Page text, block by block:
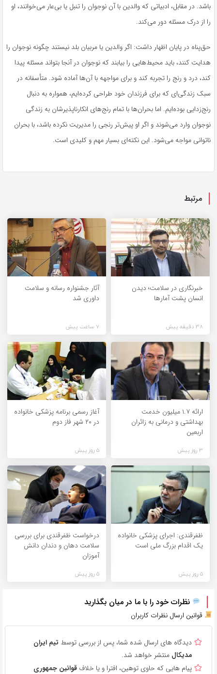
باشد. در مقابل، ادبیاتی که والدین با آن نوجوان را تنبل یا بی‌عار می‌خوانند، او
را از درک مسئله دور می‌کند.
حق‌پناه در پایان اظهار داشت: اگر والدین یا مربیان بلد نیستند چگونه نوجوان را
هدایت کنند، باید محیط‌هایی را بیابند که نوجوان در آنجا بتواند مسئله پیدا
کند، درد و رنج را تجربه کند و برای مواجهه با آن‌ها آماده شود. متأسفانه در
سبک زندگی‌ای که برای فرزندان خود طراحی کرده‌ایم، همواره به دنبال
رنج‌زدایی بوده‌ایم. اما بحران‌ها با تمام رنج‌های انکارناپذیرشان به زندگی
نوجوان وارد می‌شوند و اگر او پیش‌تر رنجی را مدیریت نکرده باشد، با بحران
ناتوانی مواجه می‌شود. این نکته‌ای بسیار مهم و کلیدی است.
مرتبط
خبرنگاری در سلامت؛ دیدن
انسان پشت آمارها
38 دقیقه پیش
آثار جشنواره رسانه و سلامت
داوری شد
7 ساعت پیش
ارائه ۱.۷ میلیون خدمت
بهداشتی و درمانی به زائران
اربعین
3 روز پیش
آغاز رسمی برنامه پزشکی خانواده
در ۲۰ شهر فاز دوم
5 روز پیش
ظفرقندی: اجرای پزشکی خانواده
یک اقدام بزرگ ملی است
5 روز پیش
درخواست ظفرقندی برای بررسی
سلامت دهان و دندان دانش
آموزان
5 روز پیش
نظرات خود را با ما در میان بگذارید
قوانین ارسال نظرات کاربران
دیدگاه های ارسال شده شما، پس از بررسی توسط تیم ایران
مدیکال منتشر خواهد شد.
پیام هایی که حاوی توهین، افترا و یا خلاف قوانین جمهوری